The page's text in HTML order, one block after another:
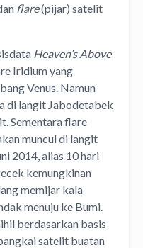
flare(pijar) satelit
Heaven’s Above
Iridium yang
Venus. Namun
di langit Jabodetabek
Sementara flare
muncul di langit
2014, alias 10 hari
kemungkinan
memijar kala
menuju ke Bumi.
berdasarkan basis
satelit buatan